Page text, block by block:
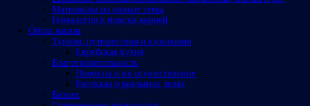
Материалы на разные темы
Генеалогия и поиски корней
Образ жизни
Туризм, путешествия и кулинария
Еврейская кухня
Благотворительность
Проекты и их осуществление
Рассказы о реальных делах
Бизнес